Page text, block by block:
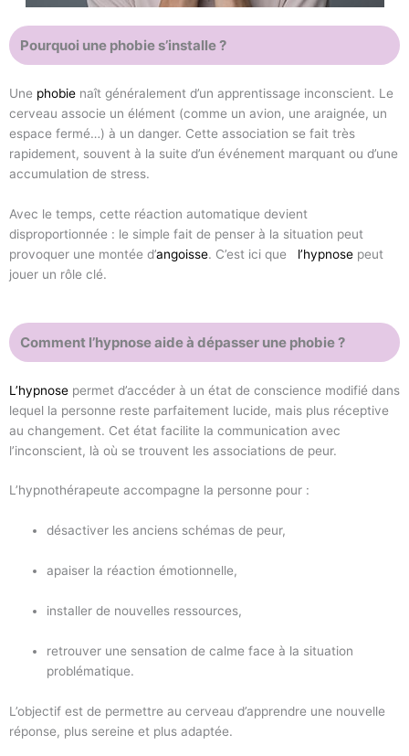
Pourquoi une phobie s’installe ?
Une phobie naît généralement d’un apprentissage inconscient. Le
cerveau associe un élément (comme un avion, une araignée, un
espace fermé…) à un danger. Cette association se fait très
rapidement, souvent à la suite d’un événement marquant ou d’une
accumulation de stress.
Avec le temps, cette réaction automatique devient
disproportionnée : le simple fait de penser à la situation peut
provoquer une montée d’angoisse. C’est ici que l’hypnose peut
jouer un rôle clé.
Comment l’hypnose aide à dépasser une phobie ?
L’hypnose permet d’accéder à un état de conscience modifié dans
lequel la personne reste parfaitement lucide, mais plus réceptive
au changement. Cet état facilite la communication avec
l’inconscient, là où se trouvent les associations de peur.
L’hypnothérapeute accompagne la personne pour :
désactiver les anciens schémas de peur,
apaiser la réaction émotionnelle,
installer de nouvelles ressources,
retrouver une sensation de calme face à la situation
problématique.
L’objectif est de permettre au cerveau d’apprendre une nouvelle
réponse, plus sereine et plus adaptée.